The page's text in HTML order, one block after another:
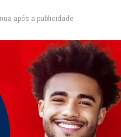
após a publicidade